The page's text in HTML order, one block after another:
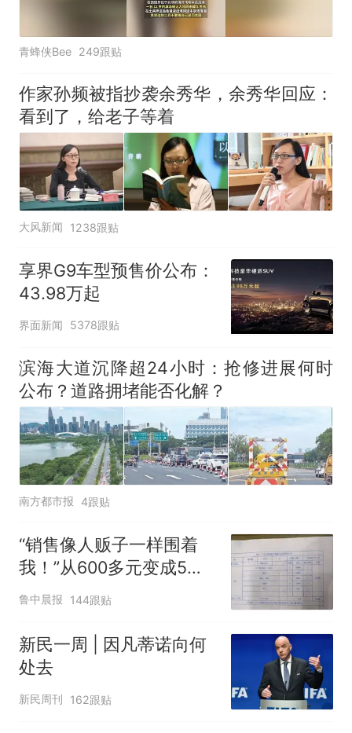
青蜂侠Bee 249跟贴
作家孙频被指抄袭余秀华，余秀华回应：
看到了，给老子等着
大风新闻 1238跟贴
享界G9车型预售价公布：
43.98万起
界面新闻 5378跟贴
滨海大道沉降超24小时：抢修进展何时
公布？道路拥堵能否化解？
南方都市报 4跟贴
“销售像人贩子一样围着
我！”从600多元变成5万
元，57岁保洁阿姨做医美
后眼睛肿到流泪、视物模
糊
鲁中晨报 144跟贴
新民一周 | 因凡蒂诺向何
处去
新民周刊 162跟贴